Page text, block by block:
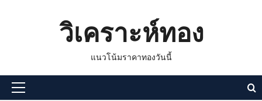
วิเคราะห์ทอง
แนวโน้มราคาทองวันนี้
Primary